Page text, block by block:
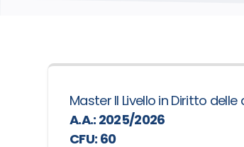
Master II Livello in Diritto
A.A.: 2025/2026
CFU: 60